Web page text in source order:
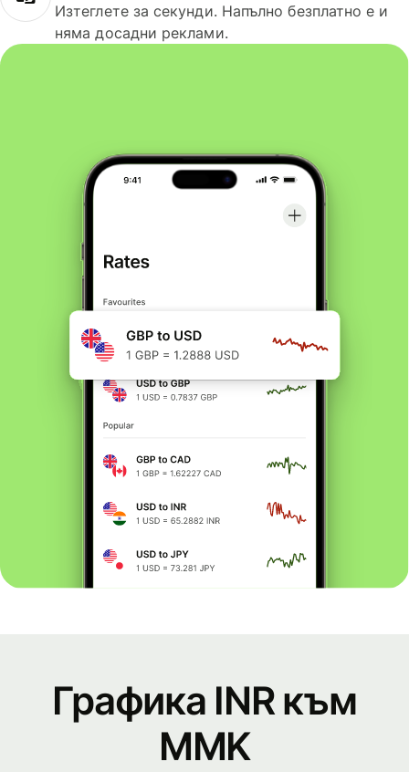
Изтеглете за секунди. Напълно безплатно е и
няма досадни реклами.
Графика INR към
MMK